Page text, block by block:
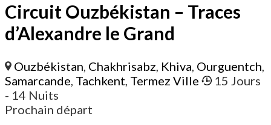
Circuit Ouzbékistan – Traces
d’Alexandre le Grand
Ouzbékistan, Chakhrisabz, Khiva, Ourguentch,
Samarcande, Tachkent, Termez Ville
15 Jours
- 14 Nuits
Prochain départ